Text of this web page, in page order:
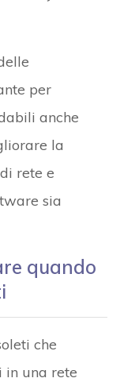
per
anche
la
rete e
sia
quando
che
in una rete